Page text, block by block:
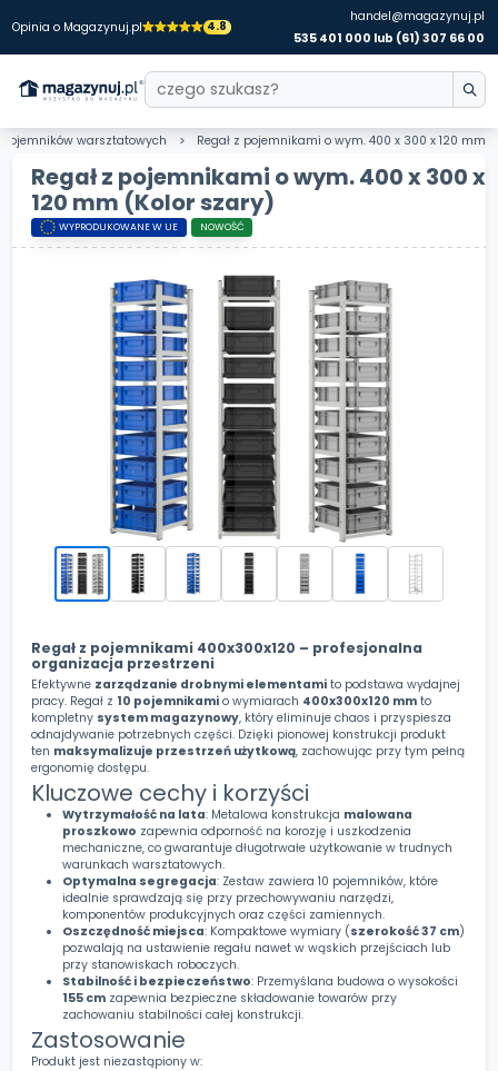
Opinia o Magazynuj.pl 4.8
handel@magazynuj.pl
535 401 000 lub (61) 307 66 00
pojemników warsztatowych Regał z pojemnikami o wym. 400 x 300 x 120 mm
Regał z pojemnikami o wym. 400 x 300 x
120 mm (Kolor szary)
WYPRODUKOWANE W UE NOWOŚĆ
Regał z pojemnikami 400x300x120 – profesjonalna
organizacja przestrzeni
Efektywne zarządzanie drobnymi elementami to podstawa wydajnej
pracy. Regał z 10 pojemnikami o wymiarach 400x300x120 mm to
kompletny system magazynowy, który eliminuje chaos i przyspiesza
odnajdywanie potrzebnych części. Dzięki pionowej konstrukcji produkt
ten maksymalizuje przestrzeń użytkową, zachowując przy tym pełną
ergonomię dostępu.
Kluczowe cechy i korzyści
Wytrzymałość na lata: Metalowa konstrukcja malowana
proszkowo zapewnia odporność na korozję i uszkodzenia
mechaniczne, co gwarantuje długotrwałe użytkowanie w trudnych
warunkach warsztatowych.
Optymalna segregacja: Zestaw zawiera 10 pojemników, które
idealnie sprawdzają się przy przechowywaniu narzędzi,
komponentów produkcyjnych oraz części zamiennych.
Oszczędność miejsca: Kompaktowe wymiary (szerokość 37 cm)
pozwalają na ustawienie regału nawet w wąskich przejściach lub
przy stanowiskach roboczych.
Stabilność i bezpieczeństwo: Przemyślana budowa o wysokości
155 cm zapewnia bezpieczne składowanie towarów przy
zachowaniu stabilności całej konstrukcji.
Zastosowanie
Produkt jest niezastąpiony w: